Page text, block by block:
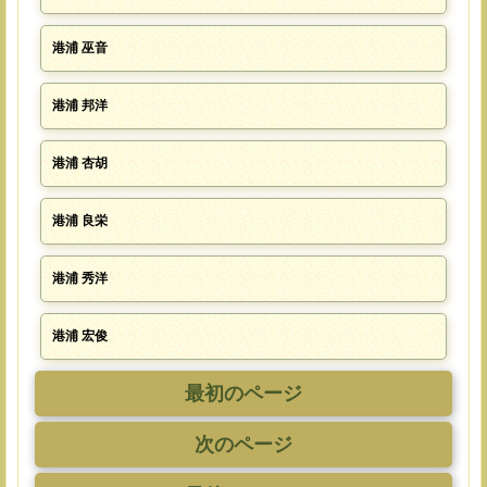
港浦 巫音
港浦 邦洋
港浦 杏胡
港浦 良栄
港浦 秀洋
港浦 宏俊
最初のページ
次のページ